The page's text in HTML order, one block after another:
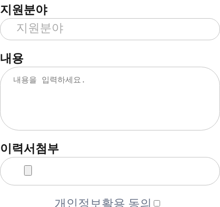
지원분야
내용
이력서첨부
개인정보활용 동의